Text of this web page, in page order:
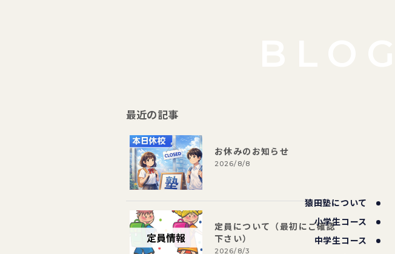
猿田塾について
小学生コース
中学生コース
最近の記事
お休みのお知らせ
2026/8/8
定員について（最初にご確認
下さい）
2026/8/3